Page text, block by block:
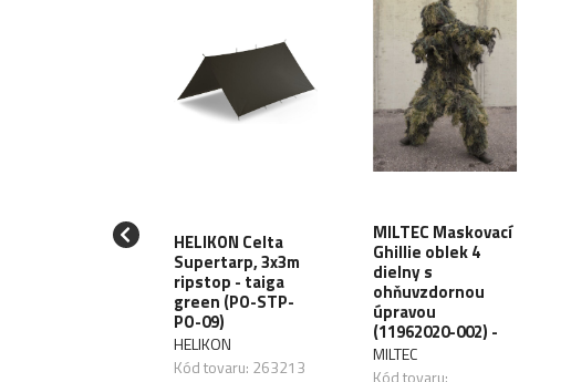
HELIKON Celta
Supertarp, 3x3m
ripstop - taiga
green (PO-STP-
PO-09)
HELIKON
Kód tovaru: 263213
MILTEC Maskovací
Ghillie oblek 4
dielny s
ohňuvzdornou
úpravou
(11962020-002) -
MILTEC
Kód tovaru: